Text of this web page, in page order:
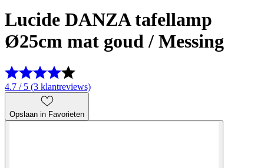
Lucide DANZA tafellamp
Ø25cm mat goud / Messing
4.7 / 5 (3 klantreviews)
Opslaan in Favorieten